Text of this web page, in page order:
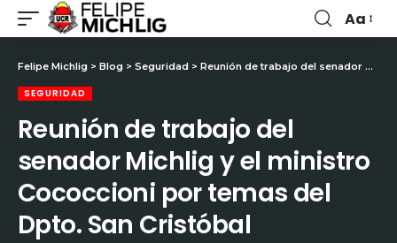
Aa
Felipe Michlig > Blog > Seguridad > Reunión de trabajo del senador Michlig y el ministro Cococcioni por temas del Dpto. San Cristóbal
SEGURIDAD
Reunión de trabajo del
senador Michlig y el ministro
Cococcioni por temas del
Dpto. San Cristóbal